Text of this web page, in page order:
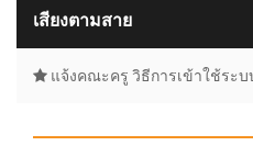
g
e
v
เสียงตามสาย
แจ้งคณะครู วิธีการเข้าใช้ระ